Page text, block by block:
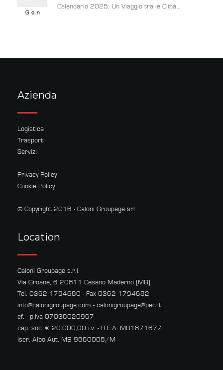
Gen
Calendario 2025: Un Viaggio tra le Città...
Azienda
Logistica
Trasporti
Servizi
Privacy Policy
Cookie Policy
© Copyright 2016 - Caloni Groupage srl
Location
Caloni Groupage s.r.l.
Via Groane, 6 20811 Cesano Maderno (MB)
Tel. 0362 1794680 - Fax 0362 1794682
info@calonigroupage.com - calonigroupage@pec.it
cf. - p.iva 07038020967
cap. soc. € 20.000,00 i.v. - R.E.A. MB1871677
Iscr. Albo Aut. MB 9860008/M